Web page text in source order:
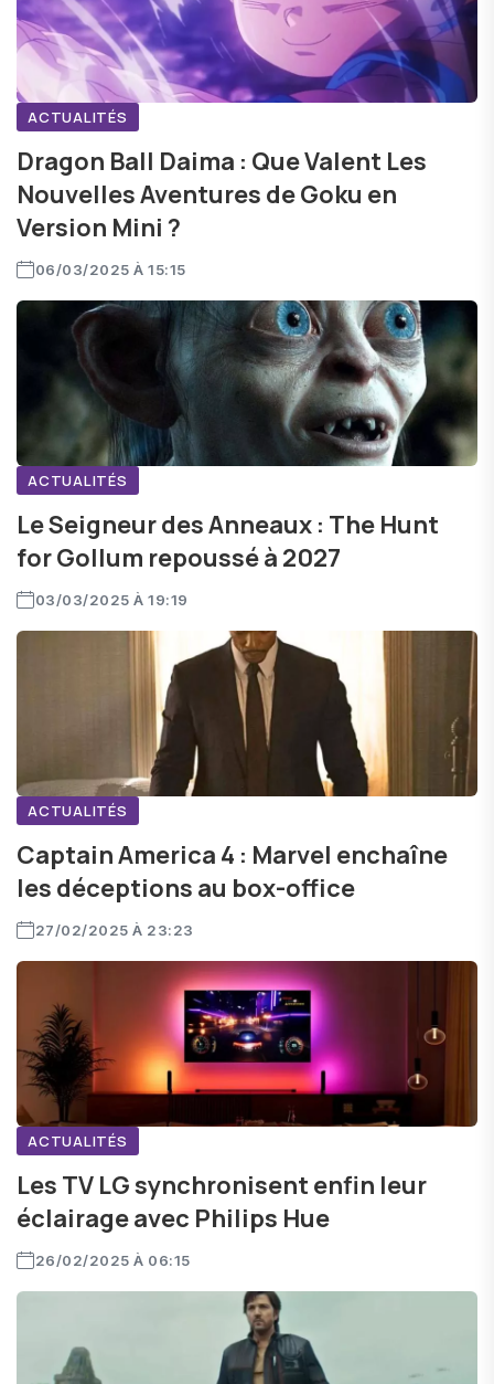
ACTUALITÉS
Dragon Ball Daima : Que Valent Les
Nouvelles Aventures de Goku en
Version Mini ?
06/03/2025 À 15:15
ACTUALITÉS
Le Seigneur des Anneaux : The Hunt
for Gollum repoussé à 2027
03/03/2025 À 19:19
ACTUALITÉS
Captain America 4 : Marvel enchaîne
les déceptions au box-office
27/02/2025 À 23:23
ACTUALITÉS
Les TV LG synchronisent enfin leur
éclairage avec Philips Hue
26/02/2025 À 06:15